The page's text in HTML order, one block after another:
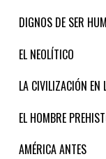
DIGNOS DE SER
EL NEOLÍTICO
LA CIVILIZACIÓN EN
EL HOMBRE
AMÉRICA ANTES